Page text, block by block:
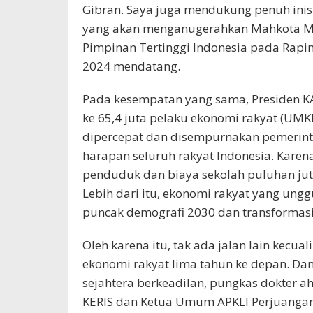
Gibran. Saya juga mendukung penuh
yang akan menganugerahkan Mahkota
Pimpinan Tertinggi Indonesia pada
2024 mendatang.
Pada kesempatan yang sama, Presiden
ke 65,4 juta pelaku ekonomi rakyat
dipercepat dan disempurnakan
harapan seluruh rakyat Indonesia.
penduduk dan biaya sekolah puluhan
Lebih dari itu, ekonomi rakyat yang
puncak demografi 2030 dan
Oleh karena itu, tak ada jalan lain
ekonomi rakyat lima tahun ke depan.
sejahtera berkeadilan, pungkas dokter
KERIS dan Ketua Umum APKLI